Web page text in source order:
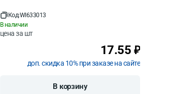
Код:WI633013
В наличии
цена за шт
17.55 ₽
доп. скидка 10% при заказе на сайте
В корзину